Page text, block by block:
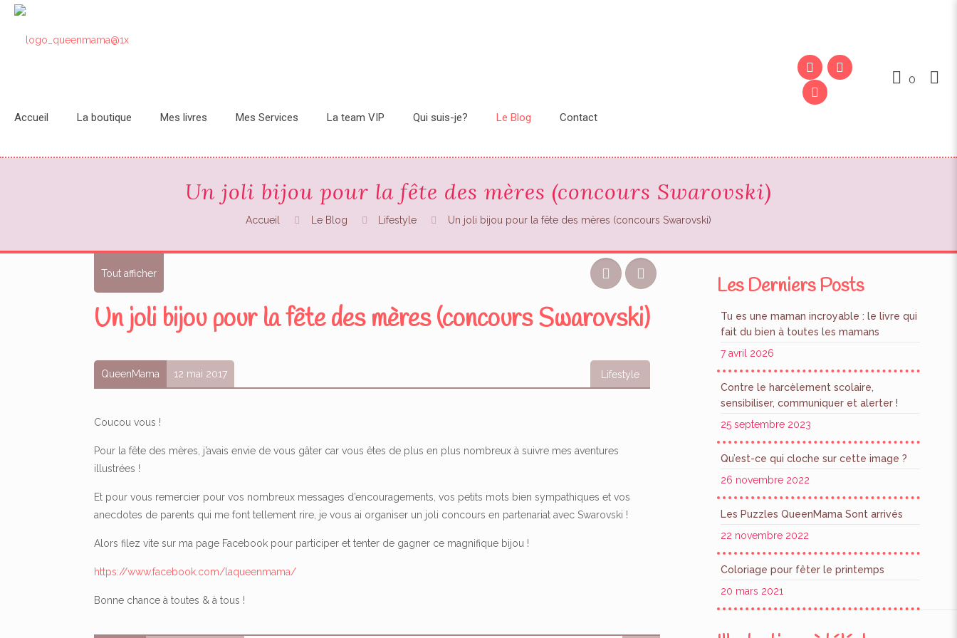
Accueil La boutique Mes livres Mes Services La team VIP Qui suis-je? Le Blog Contact
0
Un joli bijou pour la fête des mères (concours Swarovski)
Accueil Le Blog Lifestyle Un joli bijou pour la fête des mères (concours Swarovski)
Tout afficher
Un joli bijou pour la fête des mères (concours Swarovski)
QueenMama 12 mai 2017 Lifestyle
Coucou vous !
Pour la fête des mères, j’avais envie de vous gâter car vous êtes de plus en plus nombreux à suivre mes aventures
illustrées !
Et pour vous remercier pour vos nombreux messages d’encouragements, vos petits mots bien sympathiques et vos
anecdotes de parents qui me font tellement rire, je vous ai organiser un joli concours en partenariat avec Swarovski !
Alors filez vite sur ma page Facebook pour participer et tenter de gagner ce magnifique bijou !
https://www.facebook.com/laqueenmama/
Bonne chance à toutes & à tous !
Les Derniers Posts
Tu es une maman incroyable : le livre qui
fait du bien à toutes les mamans
7 avril 2026
Contre le harcèlement scolaire,
sensibiliser, communiquer et alerter !
25 septembre 2023
Qu’est-ce qui cloche sur cette image ?
26 novembre 2022
Les Puzzles QueenMama Sont arrivés
22 novembre 2022
Coloriage pour fêter le printemps
20 mars 2021